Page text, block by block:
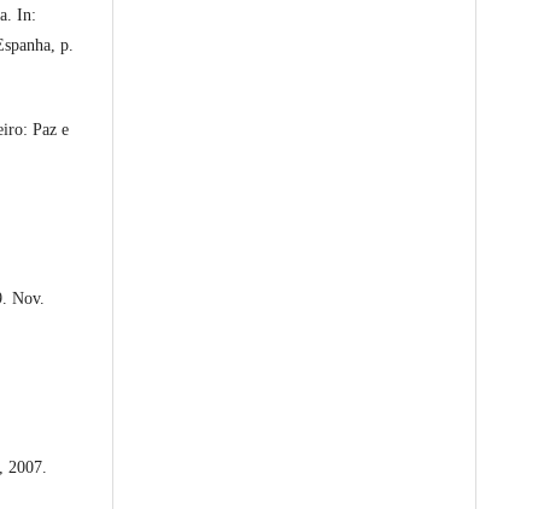
In:
p.
Paz e
Nov.
2007.